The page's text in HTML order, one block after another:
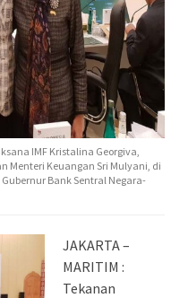
IMF Kristalina Georgiva,
Menteri Keuangan Sri Mulyani, di
Bank Sentral Negara-
JAKARTA –
MARITIM :
Tekanan